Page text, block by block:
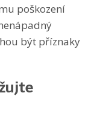
poškození
být příznaky